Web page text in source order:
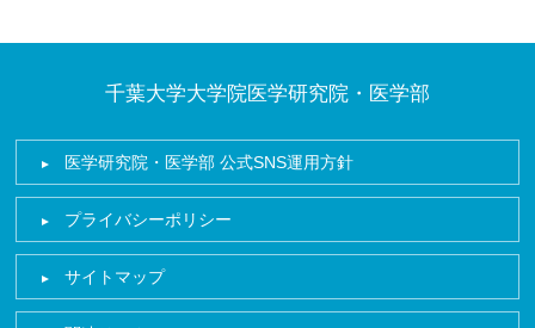
千葉大学大学院医学研究院・医学部
医学研究院・医学部 公式SNS運用方針
プライバシーポリシー
サイトマップ